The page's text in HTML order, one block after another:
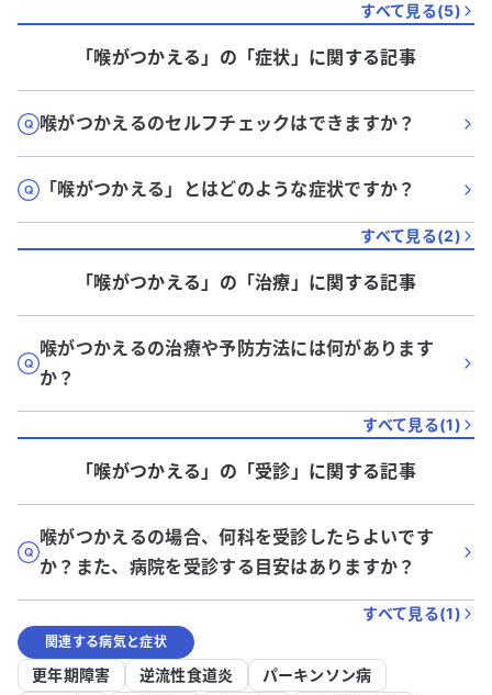
すべて見る(5)
「喉がつかえる」 の「症状 」に関する記事
喉がつかえるのセルフチェックはできますか？
「喉がつかえる」とはどのような症状ですか？
すべて見る(2)
「喉がつかえる」 の「治療 」に関する記事
喉がつかえるの治療や予防方法には何があります
か？
すべて見る(1)
「喉がつかえる」 の「受診 」に関する記事
喉がつかえるの場合、何科を受診したらよいです
か？また、病院を受診する目安はありますか？
すべて見る(1)
関連する病気と症状
更年期障害 逆流性食道炎
パーキンソン病